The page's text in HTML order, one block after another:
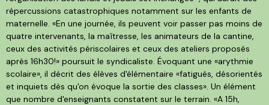
répercussions catastrophiques notamment sur les enfants de
maternelle. «En une journée, ils peuvent voir passer pas moins de
quatre intervenants, la maîtresse, les animateurs de la cantine,
ceux des activités périscolaires et ceux des ateliers proposés
après 16h30!» poursuit le syndicaliste. Évoquant une «arythmie
scolaire», il décrit des élèves d'élémentaire «fatigués, désorientés
et inquiets dès qu'on évoque la sortie des classes». Un élément
que nombre d'enseignants constatent sur le terrain. «A 15h,